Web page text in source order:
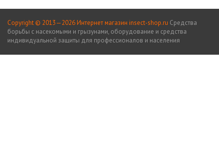
Copyright © 2013—2026 Интернет магазин insect-shop.ru Средства
борьбы с насекомыми и грызунами, оборудование и средства
индивидуальной защиты для профессионалов и населения